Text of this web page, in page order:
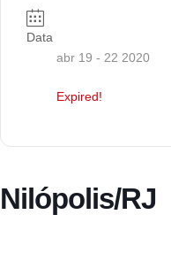
Data
abr 19 - 22 2020
Expired!
Nilópolis/RJ